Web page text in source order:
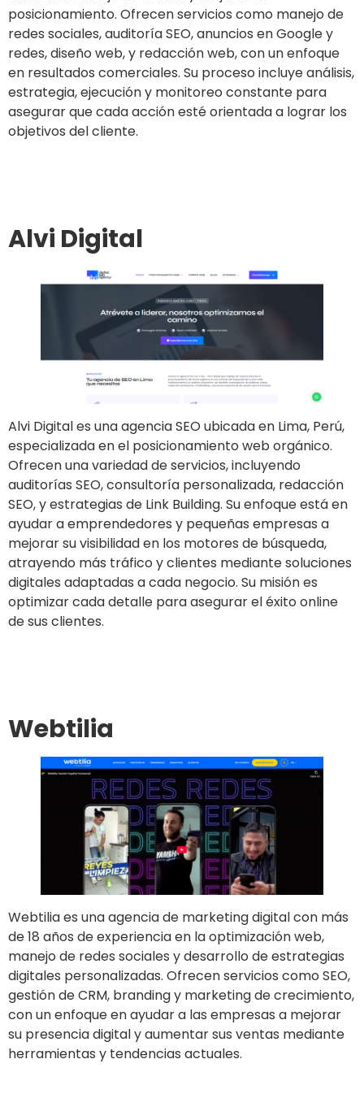
posicionamiento. Ofrecen servicios como manejo de
redes sociales, auditoría SEO, anuncios en Google y
redes, diseño web, y redacción web, con un enfoque
en resultados comerciales. Su proceso incluye análisis,
estrategia, ejecución y monitoreo constante para
asegurar que cada acción esté orientada a lograr los
objetivos del cliente.
Alvi Digital
Alvi Digital es una agencia SEO ubicada en Lima, Perú,
especializada en el posicionamiento web orgánico.
Ofrecen una variedad de servicios, incluyendo
auditorías SEO, consultoría personalizada, redacción
SEO, y estrategias de Link Building. Su enfoque está en
ayudar a emprendedores y pequeñas empresas a
mejorar su visibilidad en los motores de búsqueda,
atrayendo más tráfico y clientes mediante soluciones
digitales adaptadas a cada negocio. Su misión es
optimizar cada detalle para asegurar el éxito online
de sus clientes.
Webtilia
Webtilia es una agencia de marketing digital con más
de 18 años de experiencia en la optimización web,
manejo de redes sociales y desarrollo de estrategias
digitales personalizadas. Ofrecen servicios como SEO,
gestión de CRM, branding y marketing de crecimiento,
con un enfoque en ayudar a las empresas a mejorar
su presencia digital y aumentar sus ventas mediante
herramientas y tendencias actuales.